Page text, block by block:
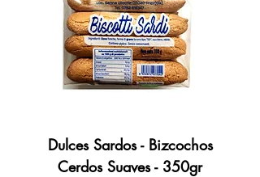
Dulces Sardos - Bizcochos
Cerdos Suaves - 350gr